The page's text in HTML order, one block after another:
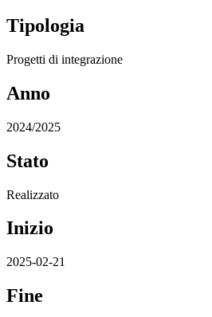
Tipologia
Progetti di integrazione
Anno
2024/2025
Stato
Realizzato
Inizio
2025-02-21
Fine